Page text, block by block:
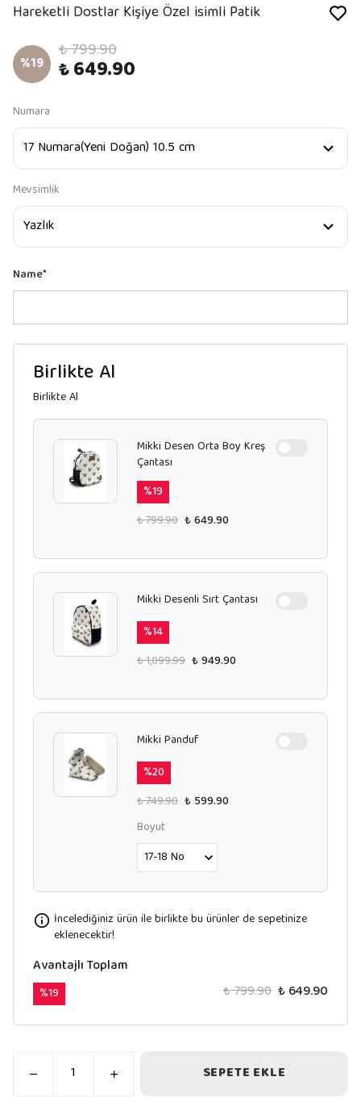
Hareketli Dostlar Kişiye Özel isimli Patik
%19 ₺ 799.90
₺ 649.90
Numara
Mevsimlik
Name*
Birlikte Al
Birlikte Al
Mikki Desen Orta Boy Kreş
Çantası
%19
₺ 799.90 ₺ 649.90
Mikki Desenli Sırt Çantası
%14
₺ 1,099.99 ₺ 949.90
Mikki Panduf
%20
₺ 749.90 ₺ 599.90
Boyut
İncelediğiniz ürün ile birlikte bu ürünler de sepetinize
eklenecektir!
Avantajlı Toplam
%19 ₺ 799.90 ₺ 649.90
SEPETE EKLE